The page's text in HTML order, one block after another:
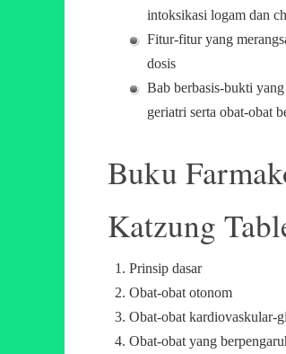
intoksikasi logam dan
Fitur-fitur yang
dosis
Bab berbasis-bukti
geriatri serta obat-obat
Buku
Katzung
Prinsip dasar
Obat-obat otonom
Obat-obat kardiovaskular-
Obat-obat yang